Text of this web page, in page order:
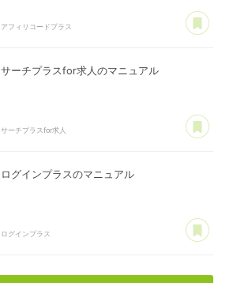
アフィリコードプラス
サーチプラスfor求人のマニュアル
サーチプラスfor求人
ログインプラスのマニュアル
ログインプラス